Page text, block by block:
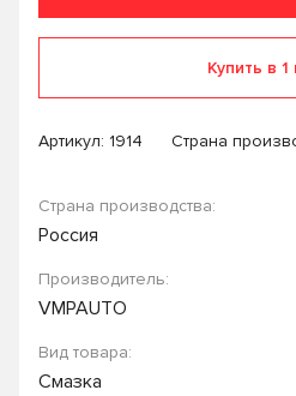
Купить в 1
Артикул: 1914 Страна
Страна производства:
Россия
Производитель:
VMPAUTO
Вид товара:
Смазка